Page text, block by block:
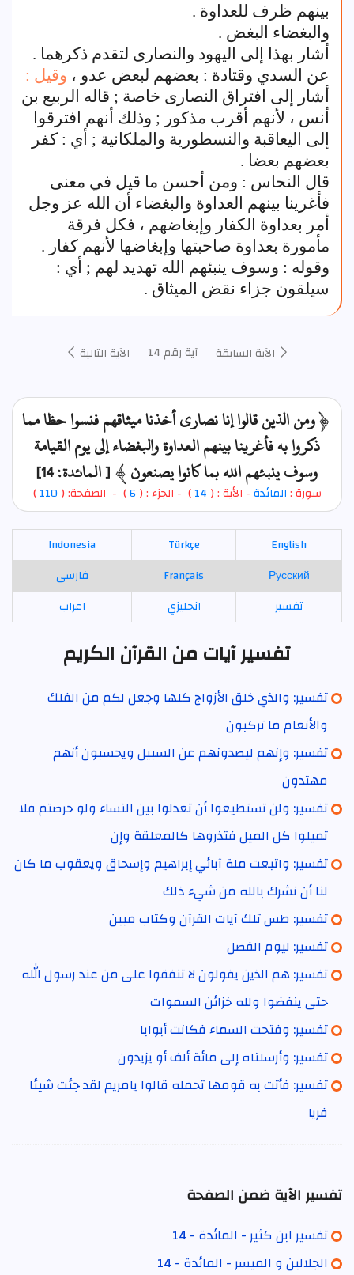
بينهم ظرف للعداوة .
والبغضاء البغض .
أشار بهذا إلى اليهود والنصارى لتقدم ذكرهما .
عن السدي وقتادة : بعضهم لبعض عدو ، وقيل :
أشار إلى افتراق النصارى خاصة ; قاله الربيع بن
أنس ، لأنهم أقرب مذكور ; وذلك أنهم افترقوا
إلى اليعاقبة والنسطورية والملكانية ; أي : كفر
بعضهم بعضا .
قال النحاس : ومن أحسن ما قيل في معنى
فأغرينا بينهم العداوة والبغضاء أن الله عز وجل
أمر بعداوة الكفار وإبغاضهم ، فكل فرقة
مأمورة بعداوة صاحبتها وإبغاضها لأنهم كفار .
وقوله : وسوف ينبئهم الله تهديد لهم ; أي :
سيلقون جزاء نقض الميثاق .
الآية السابقة آية رقم 14 الآية التالية
﴿ ومن الذين قالوا إنا نصارى أخذنا ميثاقهم فنسوا حظا مما
ذكروا به فأغرينا بينهم العداوة والبغضاء إلى يوم القيامة
وسوف ينبئهم الله بما كانوا يصنعون ﴾ [ المائدة: 14]
سورة :المائدة- الأية : ( 14
) - الجزء : (6) - الصفحة: (110
)
English
Türkçe
Indonesia
Русский
Français
فارسی
تفسير
انجليزي اعراب
تفسير آيات من القرآن الكريم
تفسير: والذي خلق الأزواج كلها وجعل لكم من الفلك
والأنعام ما تركبون
تفسير: وإنهم ليصدونهم عن السبيل ويحسبون أنهم
مهتدون
تفسير: ولن تستطيعوا أن تعدلوا بين النساء ولو حرصتم فلا
تميلوا كل الميل فتذروها كالمعلقة وإن
تفسير: واتبعت ملة آبائي إبراهيم وإسحاق ويعقوب ما كان
لنا أن نشرك بالله من شيء ذلك
تفسير: طس تلك آيات القرآن وكتاب مبين
تفسير: ليوم الفصل
تفسير: هم الذين يقولون لا تنفقوا على من عند رسول الله
حتى ينفضوا ولله خزائن السموات
تفسير: وفتحت السماء فكانت أبوابا
تفسير: وأرسلناه إلى مائة ألف أو يزيدون
تفسير: فأتت به قومها تحمله قالوا يامريم لقد جئت شيئا
فريا
تفسير الآية ضمن الصفحة
تفسير ابن كثير - المائدة - 14
الجلالين و الميسر - المائدة - 14